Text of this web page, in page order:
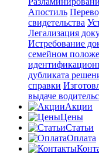
Апостиль
свидетельства
Легализация
Истребование
семейном
дубликата
справки
выдаче
Акции
Цены
Статьи
Оплата